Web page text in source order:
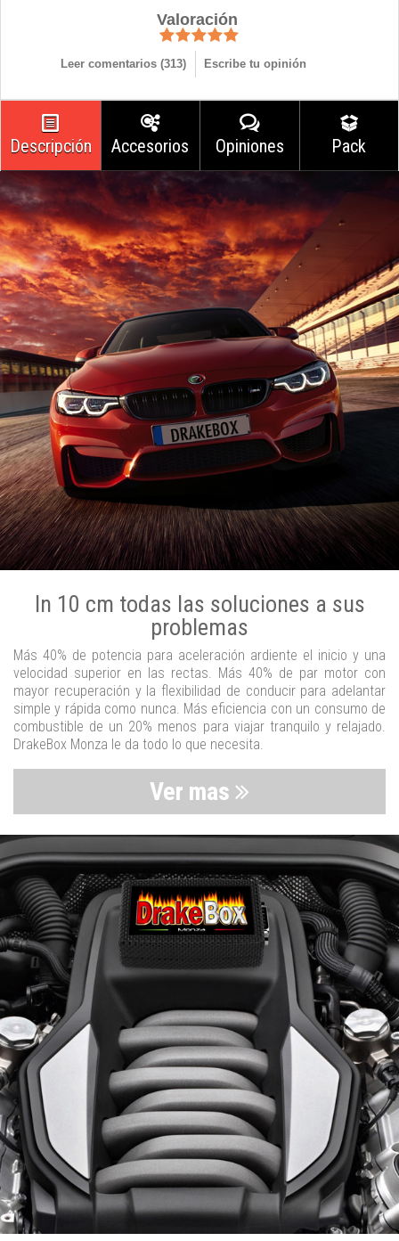
Valoración
Leer comentarios (313) Escribe tu opinión
Descripción Accesorios Opiniones Pack
In 10 cm todas las soluciones a sus
problemas
Más 40% de potencia para aceleración ardiente el inicio y una
velocidad superior en las rectas. Más 40% de par motor con
mayor recuperación y la flexibilidad de conducir para adelantar
simple y rápida como nunca. Más eficiencia con un consumo de
combustible de un 20% menos para viajar tranquilo y relajado.
DrakeBox Monza le da todo lo que necesita.
Ver mas